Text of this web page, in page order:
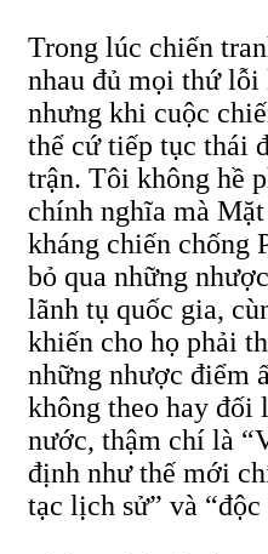
Trong lúc chiến
nhau đủ mọi thứ lỗi
nhưng khi cuộc
thể cứ tiếp tục thái
trận. Tôi không hề
chính nghĩa mà
kháng chiến chống
bỏ qua những
lãnh tụ quốc gia,
khiến cho họ phải
những nhược điểm
không theo hay đối
nước, thậm chí là
định như thế mới
tạc lịch sử” và